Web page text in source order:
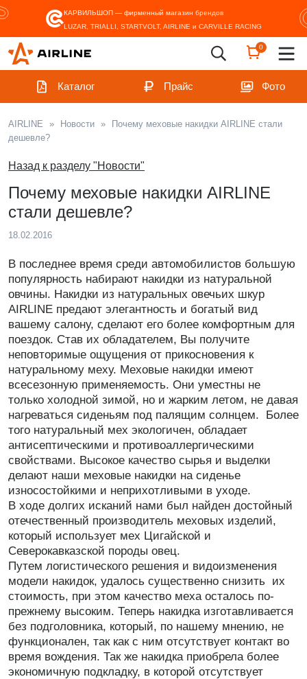
КАРВИЛЬШОП — фирменный магазин брендов
LUZAR, TRIALLI, STARTVOLT, AIRLINE и CARVILLE RACING
0
Каталог Прайс Фото
AIRLINE » Новости »
Почему меховые накидки AIRLINE стали
дешевле?
Назад к разделу "Новости"
Почему меховые накидки AIRLINE
стали дешевле?
18.02.2016
В последнее время среди автомобилистов большую
популярность набирают накидки из натуральной
овчины. Накидки из натуральных овечьих шкур
AIRLINE предают элегантность и богатый вид
вашему салону, сделают его более комфортным для
поездок. Став их обладателем, Вы получите
неповторимые ощущения от прикосновения к
натуральному меху. Меховые накидки имеют
всесезонную применяемость. Они уместны не
только холодной зимой, но и жарким летом, не давая
нагреваться сиденьям под палящим солнцем. Более
того натуральный мех экологичен, обладает
антисептическими и противоаллергическими
свойствами. Высокое качество сырья и выделки
делают наши меховые накидки на сиденье
износостойкими и неприхотливыми в уходе.
В ходе долгих исканий нами был найден достойный
отечественный производитель меховых изделий,
который использует мех Цигайской и
Северокавказской породы овец.
Путем логистического решения и видоизменения
модели накидок, удалось существенно снизить их
стоимость, при этом качество меха осталось по-
прежнему высоким. Теперь накидка изготавливается
без подголовника, который, по нашему мнению, не
функционален, так как с ним отсутствует контакт во
время вождения. Так же накидка приобрела более
экономичную подкладку, в которой отсутствует